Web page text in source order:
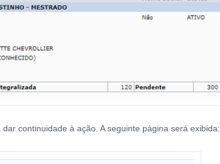
continuidade à ação. A seguinte página será exibida: